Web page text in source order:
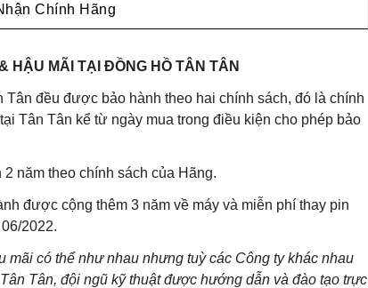
Chính Hãng
HẬU MÃI TẠI ĐỒNG HỒ TÂN TÂN
đều được bảo hành theo hai chính sách, đó là chính
Tân Tân kể từ ngày mua trong điều kiện cho phép bảo
năm theo chính sách của Hãng.
được cộng thêm 3 năm về máy và miễn phí thay pin
2022.
có thể như nhau nhưng tuỳ các Công ty khác nhau
Tân, đội ngũ kỹ thuật được hướng dẫn và đào tạo trực